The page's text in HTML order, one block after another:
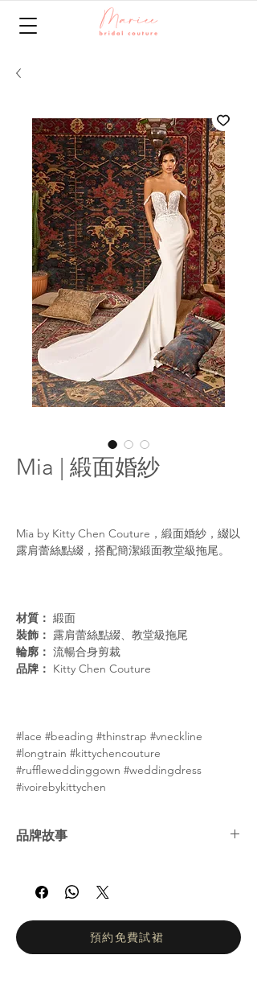
Mia | 緞面婚紗
Mia by Kitty Chen Couture，緞面婚紗，綴以
露肩蕾絲點綴，搭配簡潔緞面教堂級拖尾。
材質： 緞面
裝飾： 露肩蕾絲點綴、教堂級拖尾
輪廓： 流暢合身剪裁
品牌： Kitty Chen Couture
#lace #beading #thinstrap #vneckline
#longtrain #kittychencouture
#ruffleweddinggown #weddingdress
#ivoirebykittychen
品牌故事
精神的年輕設計師。她於 2004 年在美國南加
州推出第一個婚紗系列，並自此成為婚紗界的
續驚豔全球的新娘與新郎，展現出令人讚嘆的
魅力。
預約免費試裙